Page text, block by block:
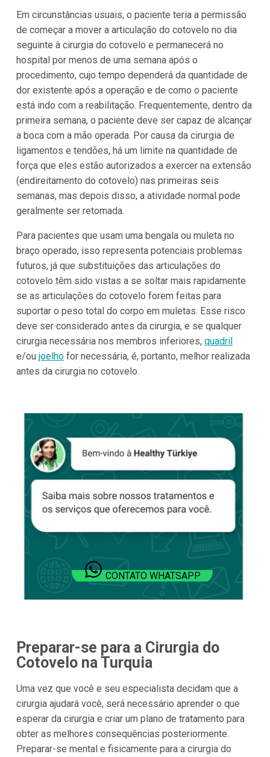
Em circunstâncias usuais, o paciente teria a permissão
de começar a mover a articulação do cotovelo no dia
seguinte à cirurgia do cotovelo e permanecerá no
hospital por menos de uma semana após o
procedimento, cujo tempo dependerá da quantidade de
dor existente após a operação e de como o paciente
está indo com a reabilitação. Frequentemente, dentro da
primeira semana, o paciente deve ser capaz de alcançar
a boca com a mão operada. Por causa da cirurgia de
ligamentos e tendões, há um limite na quantidade de
força que eles estão autorizados a exercer na extensão
(endireitamento do cotovelo) nas primeiras seis
semanas, mas depois disso, a atividade normal pode
geralmente ser retomada.
Para pacientes que usam uma bengala ou muleta no
braço operado, isso representa potenciais problemas
futuros, já que substituições das articulações do
cotovelo têm sido vistas a se soltar mais rapidamente
se as articulações do cotovelo forem feitas para
suportar o peso total do corpo em muletas. Esse risco
deve ser considerado antes da cirurgia, e se qualquer
cirurgia necessária nos membros inferiores, quadril
e/ou joelhofor necessária, é, portanto, melhor realizada
antes da cirurgia no cotovelo.
CONTATO WHATSAPP
Preparar-se para a Cirurgia do
Cotovelo na Turquia
Uma vez que você e seu especialista decidam que a
cirurgia ajudará você, será necessário aprender o que
esperar da cirurgia e criar um plano de tratamento para
obter as melhores consequências posteriormente.
Preparar-se mental e fisicamente para a cirurgia do